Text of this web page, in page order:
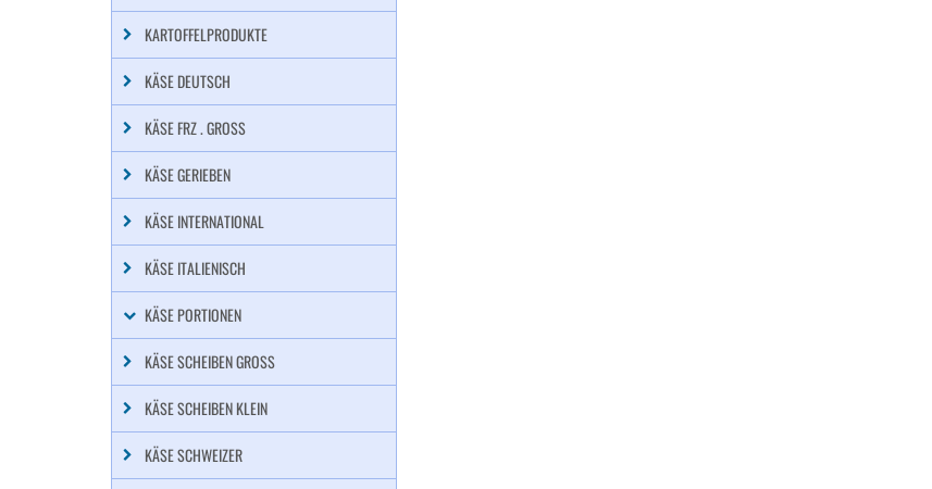
KARTOFFELPRODUKTE
KÄSE DEUTSCH
KÄSE FRZ . GROSS
KÄSE GERIEBEN
KÄSE INTERNATIONAL
KÄSE ITALIENISCH
KÄSE PORTIONEN
KÄSE SCHEIBEN GROSS
KÄSE SCHEIBEN KLEIN
KÄSE SCHWEIZER